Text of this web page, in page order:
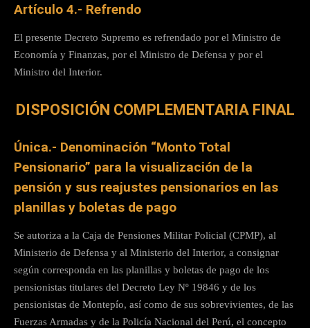
Artículo 4.- Refrendo
El presente Decreto Supremo es refrendado por el Ministro de
Economía y Finanzas, por el Ministro de Defensa y por el
Ministro del Interior.
DISPOSICIÓN COMPLEMENTARIA FINAL
Única.- Denominación “Monto Total
Pensionario” para la visualización de la
pensión y sus reajustes pensionarios en las
planillas y boletas de pago
Se autoriza a la Caja de Pensiones Militar Policial (CPMP), al
Ministerio de Defensa y al Ministerio del Interior, a consignar
según corresponda en las planillas y boletas de pago de los
pensionistas titulares del Decreto Ley Nº 19846 y de los
pensionistas de Montepío, así como de sus sobrevivientes, de las
Fuerzas Armadas y de la Policía Nacional del Perú, el concepto